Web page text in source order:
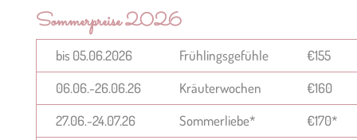
Sommerpreise 2026
bis 05.06.2026 Frühlingsgefühle
€155
06.06.-26.06.26
Kräuterwochen
€160
27.06.-24.07.26
Sommerliebe* €170*